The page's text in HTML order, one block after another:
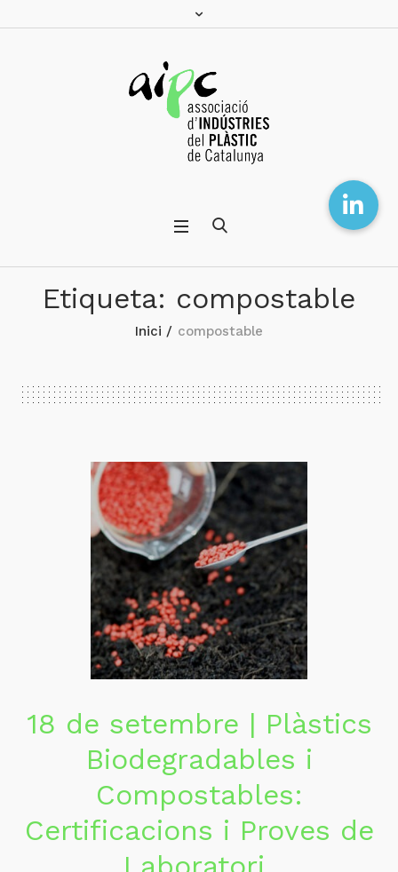
Etiqueta: compostable
Inici / compostable
18 de setembre | Plàstics
Biodegradables i
Compostables:
Certificacions i Proves de